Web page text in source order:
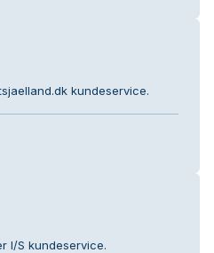
kundeservice.
I/S kundeservice.